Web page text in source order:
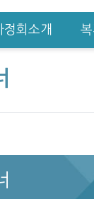
정회소개 복